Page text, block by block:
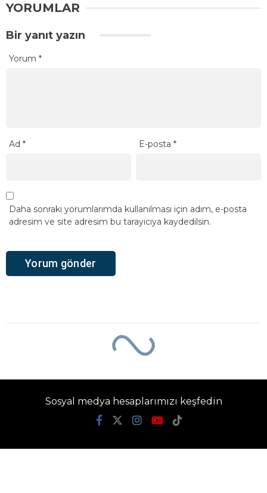
YORUMLAR
Bir yanıt yazın
Yorum *
Ad * E-posta*
Daha sonraki yorumlarımda kullanılması için adım, e-posta
adresim ve site adresim bu tarayıcıya kaydedilsin.
Sosyal medya hesaplarımızı keşfedin